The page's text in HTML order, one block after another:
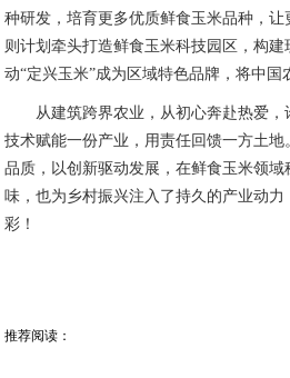
种研发，培育更多优质鲜食玉米品种，
则计划牵头打造鲜食玉米科技园区，构
动“定兴玉米”成为区域特色品牌，将中国
从建筑跨界农业，从初心奔赴热爱
技术赋能一份产业，用责任回馈一方土
品质，以创新驱动发展，在鲜食玉米领
味，也为乡村振兴注入了持久的产业动
彩！
推荐阅读：